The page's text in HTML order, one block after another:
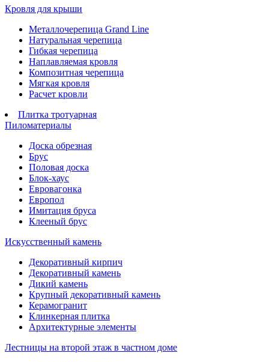
Кровля для крыши
Металлочерепица Grand Line
Натуральная черепица
Гибкая черепица
Наплавляемая кровля
Композитная черепица
Мягкая кровля
Расчет кровли
Плитка тротуарная
Пиломатериалы
Доска обрезная
Брус
Половая доска
Блок-хаус
Евровагонка
Европол
Имитация бруса
Клееный брус
Искусственный камень
Декоративный кирпич
Декоративный камень
Дикий камень
Крупный декоративный камень
Керамогранит
Клинкерная плитка
Архитектурные элементы
Лестницы на второй этаж в частном доме